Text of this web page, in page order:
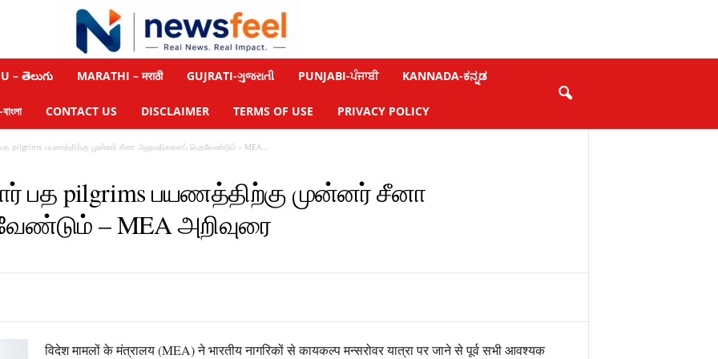
– తెలుగు MARATHI – मराठी GUJRATI-ગુજરાતી PUNJABI-ਪੰਜਾਬੀ KANNADA-ಕನ್ನಡ
CONTACT US DISCLAIMER TERMS OF USE PRIVACY POLICY
pilgrims பயணத்திற்கு முன்னர் சீனா அனுமதிகளைப் பெறவேண்டும் – MEA...
பத pilgrims பயணத்திற்கு முன்னர் சீனா
– MEA அறிவுரை
विदेश मामलों के मंत्रालय (MEA) ने भारतीय नागरिकों से कायकल्प मन्सरोवर यात्रा पर जाने से पूर्व सभी आवश्यक